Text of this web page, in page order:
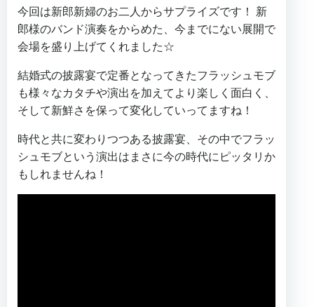
今回は新郎新婦のお二人からサプライズです！ 新
郎様のバンド演奏をからめた、今までにない展開で
会場を盛り上げてくれました☆
結婚式の披露宴で定番となってきたフラッシュモブ
も様々なカタチや演出を加えてより楽しく面白く、
そして新鮮さを保って変化していってますね！
時代と共に変わりつつある披露宴、その中でフラッ
シュモブという演出はまさに今の時代にピッタリか
もしれませんね！